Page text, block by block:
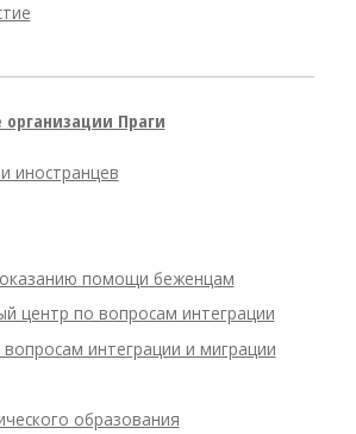
Праги
иностранцев
помощи беженцам
центр по вопросам интеграции
интеграции и миграции
образования